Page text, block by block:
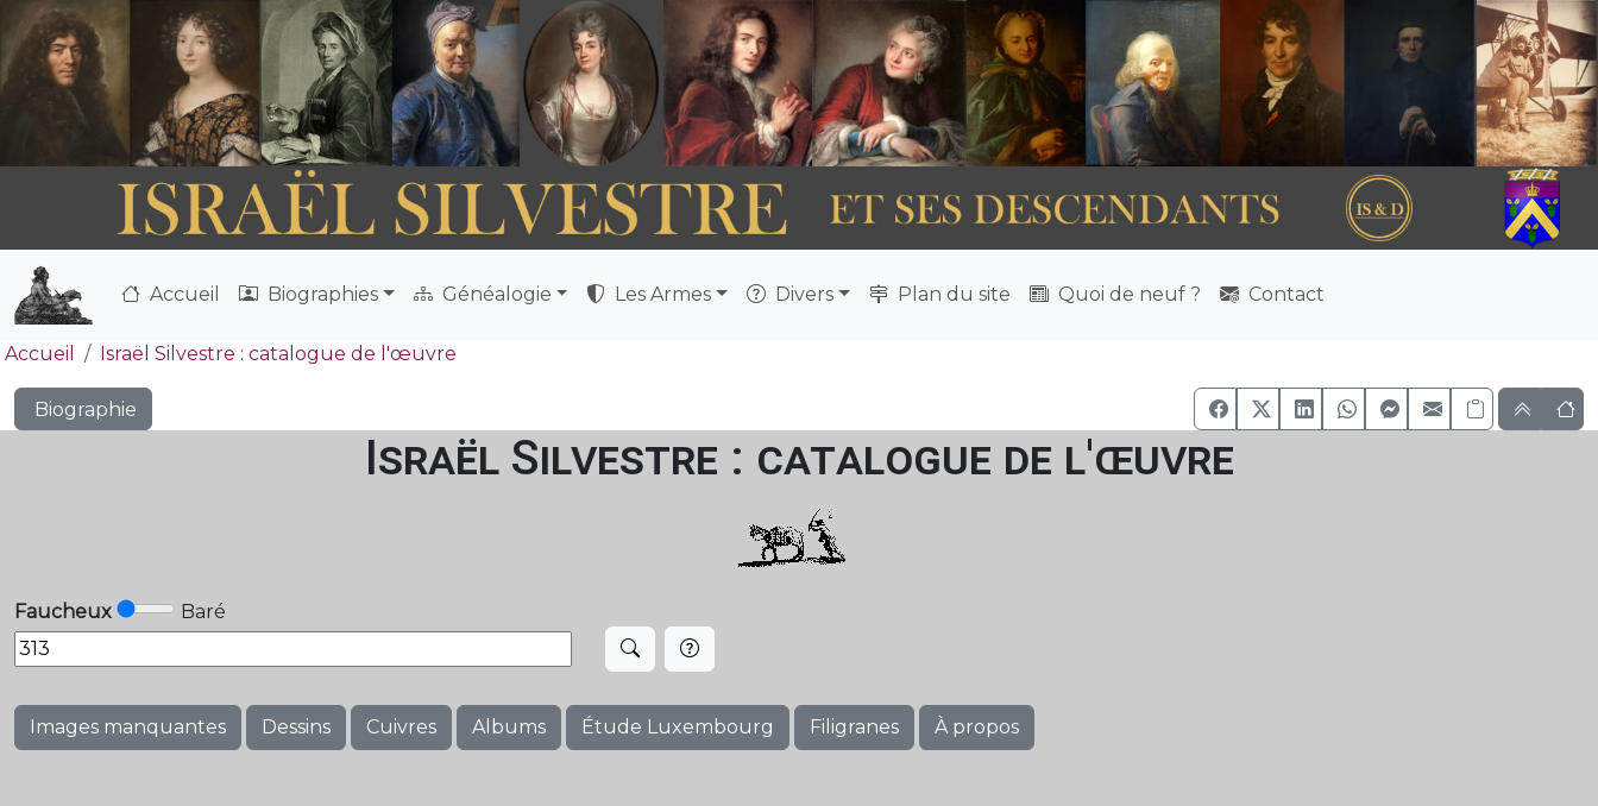
Accueil Biographies Généalogie Les Armes Divers Plan du site Quoi de neuf ? Contact
Accueil Israël Silvestre : catalogue de l'œuvre
Biographie
Israël Silvestre : catalogue de l'œuvre
Faucheux Baré
Images manquantes Dessins Cuivres Albums Étude Luxembourg Filigranes À propos